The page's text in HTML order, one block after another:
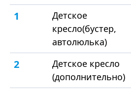
1
Детское
кресло(бустер,
автолюлька)
2
Детское кресло
(дополнительно)